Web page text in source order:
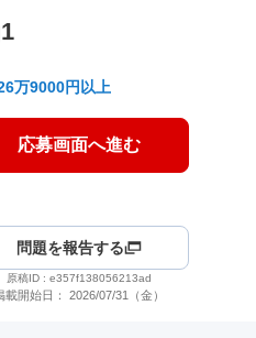
万9000円以上
応募画面へ進む
問題を報告する
原稿ID : e357f138056213ad
載開始日： 2026/07/31（金）